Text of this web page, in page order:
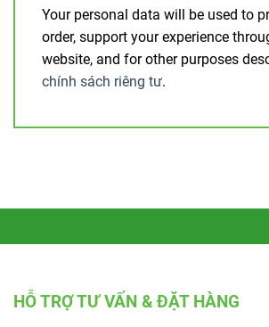
Your personal data will be used to
order, support your experience
website, and for other purposes
chính sách riêng tư.
HỖ TRỢ TƯ VẤN & ĐẶT HÀNG